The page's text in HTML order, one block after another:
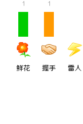
1
鲜花
1
握手 雷人